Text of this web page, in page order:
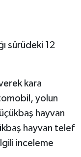
sürüdeki 12
kara
yolun
hayvan
hayvan telef
inceleme